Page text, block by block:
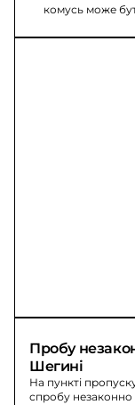
комусь може
Пробу
Шегині
На пункті
спробу незаконно